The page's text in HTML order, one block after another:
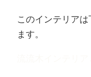
このインテリア
ます。